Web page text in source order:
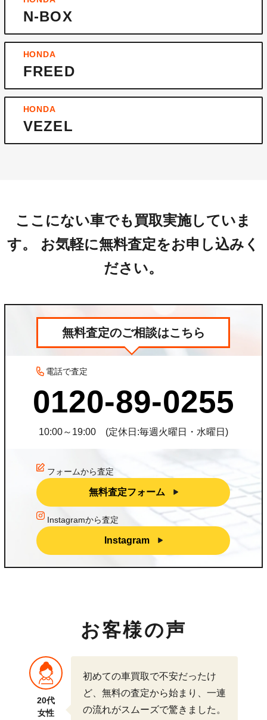
N-BOX
HONDA
FREED
HONDA
VEZEL
ここにない車でも買取実施していま
す。
お気軽に無料査定をお申し込みく
ださい。
無料査定のご相談はこちら
電話で査定
0120-89-0255
10:00～19:00 (定休日:毎週火曜日・水曜日)
フォームから査定
無料査定フォーム
Instagramから査定
Instagram
お客様の声
20代
女性
初めての車買取で不安だったけ
ど、無料の査定から始まり、一連
の流れがスムーズで驚きました。